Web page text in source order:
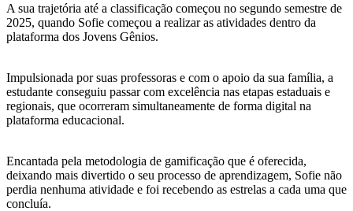
A sua trajetória até a classificação começou no segundo semestre de
2025, quando Sofie começou a realizar as atividades dentro da
plataforma dos Jovens Gênios.
Impulsionada por suas professoras e com o apoio da sua família, a
estudante conseguiu passar com excelência nas etapas estaduais e
regionais, que ocorreram simultaneamente de forma digital na
plataforma educacional.
Encantada pela metodologia de gamificação que é oferecida,
deixando mais divertido o seu processo de aprendizagem, Sofie não
perdia nenhuma atividade e foi recebendo as estrelas a cada uma que
concluía.